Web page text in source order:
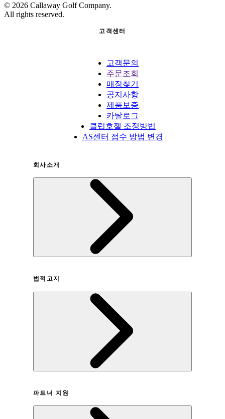
© 2026 Callaway Golf Company.
All rights reserved.
고객센터
고객문의
주문조회
매장찾기
공지사항
제품보증
카탈로그
클럽호젤 조정방법
AS센터 접수 방법 변경
회사소개
법적고지
개인정보취급방침
파트너 지원